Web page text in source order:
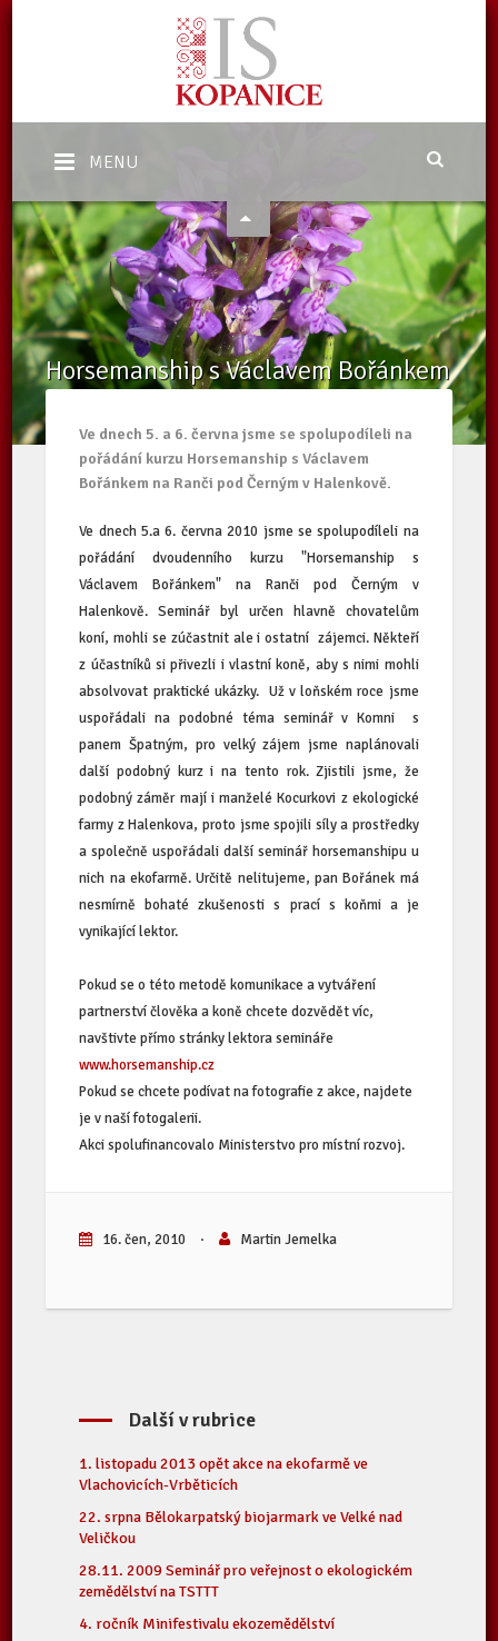
MENU
Horsemanship s Václavem Bořánkem
Ve dnech 5. a 6. června jsme se spolupodíleli na
pořádání kurzu Horsemanship s Václavem
Bořánkem na Ranči pod Černým v Halenkově.
Ve dnech 5.a 6. června 2010 jsme se spolupodíleli na
pořádání dvoudenního kurzu "Horsemanship s
Václavem Bořánkem" na Ranči pod Černým v
Halenkově. Seminář byl určen hlavně chovatelům
koní, mohli se zúčastnit ale i ostatní zájemci. Někteří
z účastníků si přivezli i vlastní koně, aby s nimi mohli
absolvovat praktické ukázky. Už v loňském roce jsme
uspořádali na podobné téma seminář v Komni s
panem Špatným, pro velký zájem jsme naplánovali
další podobný kurz i na tento rok. Zjistili jsme, že
podobný záměr mají i manželé Kocurkovi z ekologické
farmy z Halenkova, proto jsme spojili síly a prostředky
a společně uspořádali další seminář horsemanshipu u
nich na ekofarmě. Určitě nelitujeme, pan Bořánek má
nesmírně bohaté zkušenosti s prací s koňmi a je
vynikající lektor.
Pokud se o této metodě komunikace a vytváření
partnerství člověka a koně chcete dozvědět víc,
navštivte přímo stránky lektora semináře
www.horsemanship.cz
Pokud se chcete podívat na fotografie z akce, najdete
je v naší fotogalerii.
Akci spolufinancovalo Ministerstvo pro místní rozvoj.
16. čen, 2010 · Martin Jemelka
Další v rubrice
1. listopadu 2013 opět akce na ekofarmě ve
Vlachovicích-Vrběticích
22. srpna Bělokarpatský biojarmark ve Velké nad
Veličkou
28.11. 2009 Seminář pro veřejnost o ekologickém
zemědělství na TSTTT
4. ročník Minifestivalu ekozemědělství